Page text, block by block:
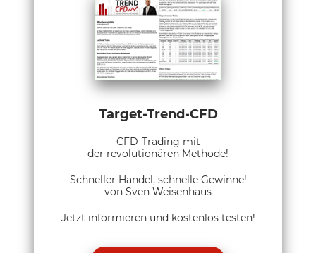
Target-Trend-CFD
CFD-Trading mit
der revolutionären Methode!
Schneller Handel, schnelle Gewinne!
von Sven Weisenhaus
Jetzt informieren und kostenlos testen!